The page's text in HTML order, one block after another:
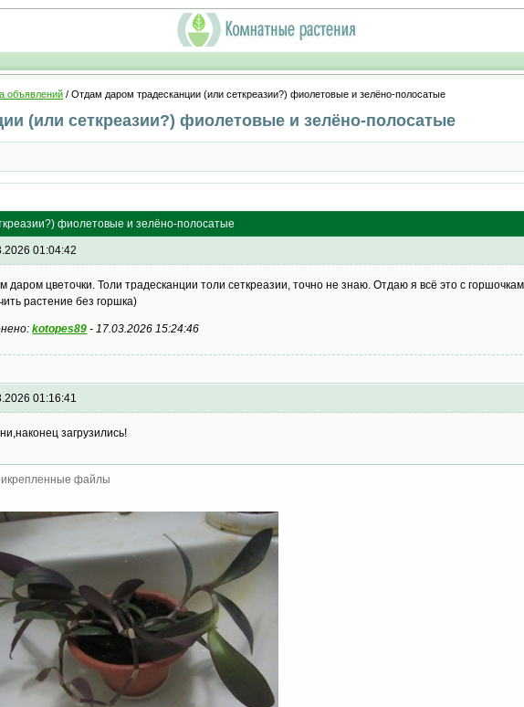
объявлений / Отдам даром традесканции (или сеткреазии?) фиолетовые и зелёно-полосатые
(или сеткреазии?) фиолетовые и зелёно-полосатые
фиолетовые и зелёно-полосатые
01:04:42
даром цветочки. Толи традесканции толи сеткреазии, точно не знаю. Отдаю я всё это с
растение без горшка)
kotopes89 -17.03.2026 15:24:46
01:16:41
загрузились!
файлы